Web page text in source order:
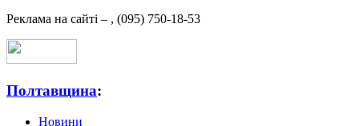
Реклама на сайті – , (095) 750-18-53
Полтавщина:
Новини